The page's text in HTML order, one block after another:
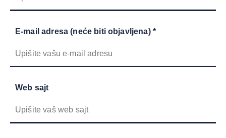
E-mail adresa (neće biti objavljena) *
Web sajt